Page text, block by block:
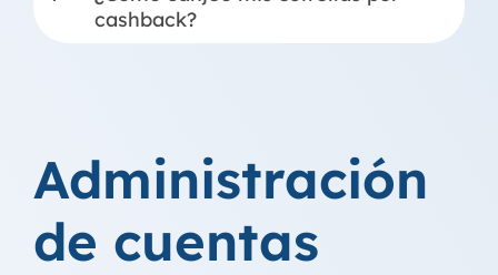
cashback?
Administración
de cuentas